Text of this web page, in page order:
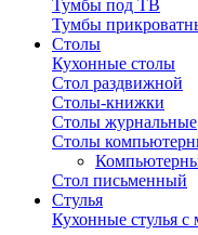
Тумбы под ТВ
Тумбы
Столы
Кухонные столы
Стол раздвижной
Столы-книжки
Столы журнальные
Столы
Стол письменный
Стулья
Кухонные стулья с